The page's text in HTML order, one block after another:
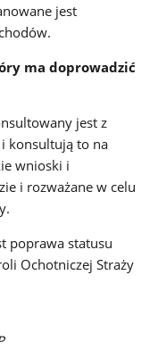
jest
ma doprowadzić
jest z
konsultują to na
wnioski i
i rozważane w celu
poprawa statusu
Ochotniczej Straży